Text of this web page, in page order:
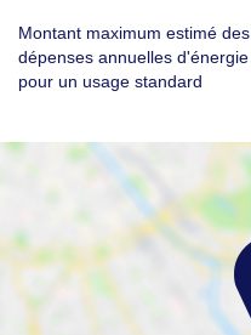
Montant maximum estimé des
dépenses annuelles d'énergie
pour un usage standard